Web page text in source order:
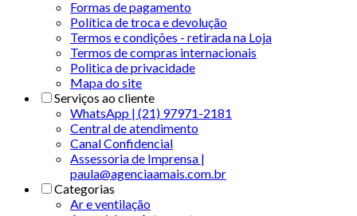
Formas de pagamento
Política de troca e devolução
Termos e condições - retirada na Loja
Termos de compras internacionais
Politica de privacidade
Mapa do site
Serviços ao cliente
WhatsApp | (21) 97971-2181
Central de atendimento
Canal Confidencial
Assessoria de Imprensa |
paula@agenciaamais.com.br
Categorias
Ar e ventilação